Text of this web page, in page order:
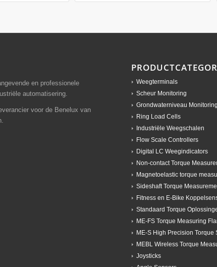
en professionele
automatisering.
voor de Benelux van
Weegterminals
Scheur Monitoring
Grondwaterniveau Monitoring
Ring Load Cells
Industriële Weegschalen
Flow Scale Controllers
Digital LC Weegindicators
Non-contact Torque
Magnetoelastic torque
Sideshaft Torque
Fitness en E-Bike
Standaard Torque
ME-FS Torque Measuring
ME-S High Precision Torque
MEBL Wireless Torque
Joysticks